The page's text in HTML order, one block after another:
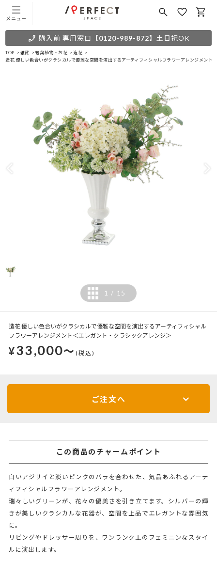
メニュー
購入前 専用窓口 【0120-989-872】 土日祝OK
TOP 雑貨 観葉植物・お花
造花
造花 優しい色合いがクラシカルで優雅な空間を演出するアーティフィシャルフラワーアレンジメント
1 / 15
造花 優しい色合いがクラシカルで優雅な空間を演出するアーティフィシャル
フラワーアレンジメント＜エレガント・クラシックアレンジ＞
¥33,000～ (税込)
ご注文へ
この商品のチャームポイント
白いアジサイと淡いピンクのバラを合わせた、気品あふれるアーテ
ィフィシャルフラワーアレンジメント。
瑞々しいグリーンが、花々の優美さを引き立てます。シルバーの輝
きが美しいクラシカルな花器が、空間を上品でエレガントな雰囲気
に。
リビングやドレッサー周りを、ワンランク上のフェミニンなスタイ
ルに演出します。